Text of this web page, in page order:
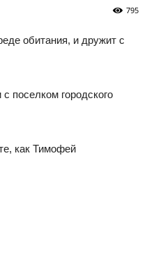
795
обитания, и дружит с
поселком городского
как Тимофей